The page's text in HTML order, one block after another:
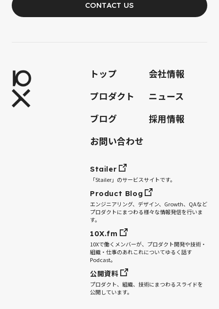
JOIN OUR TEAM
CONTACT US
トップ
会社情報
プロダクト
ニュース
ブログ
採用情報
お問い合わせ
Stailer
「Stailer」のサービスサイトです。
Product Blog
エンジニアリング、デザイン、Growth、QAなど
プロダクトにまつわる様々な情報発信を行いま
す。
10X.fm
10Xで働くメンバーが、プロダクト開発や技術・
組織・仕事のあれこれについてゆるく話す
Podcast。
公開資料
プロダクト、組織、技術にまつわるスライドを
公開しています。